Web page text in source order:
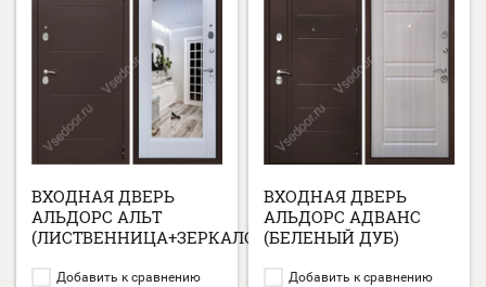
ВХОДНАЯ ДВЕРЬ
АЛЬДОРС АЛЬТ
(ЛИСТВЕННИЦА+ЗЕРКАЛО)
Добавить к сравнению
ВХОДНАЯ ДВЕРЬ
АЛЬДОРС АДВАНС
(БЕЛЕНЫЙ ДУБ)
Добавить к сравнению